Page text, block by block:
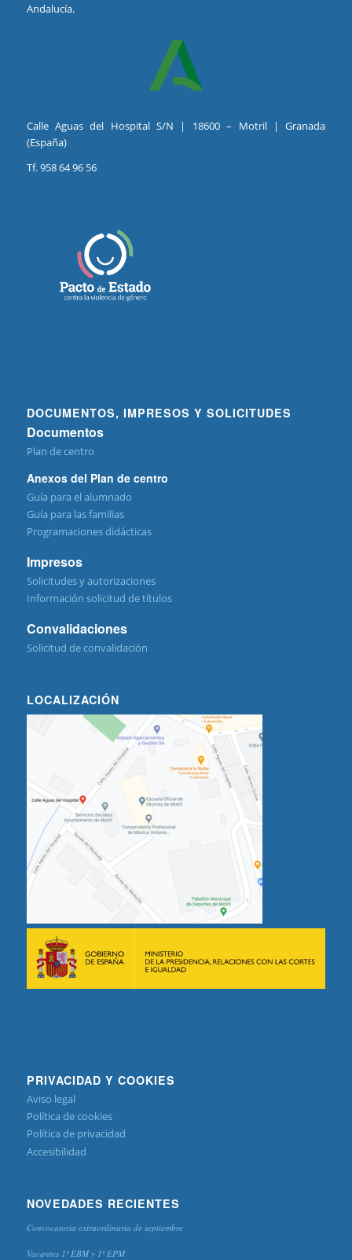
Andalucía.
Calle Aguas del Hospital S/N | 18600 – Motril | Granada
(España)
Tf. 958 64 96 56
DOCUMENTOS, IMPRESOS Y SOLICITUDES
Documentos
Plan de centro
Anexos del Plan de centro
Guía para el alumnado
Guía para las familias
Programaciones didácticas
Impresos
Solicitudes y autorizaciones
Información solicitud de títulos
Convalidaciones
Solicitud de convalidación
LOCALIZACIÓN
PRIVACIDAD Y COOKIES
Aviso legal
Política de cookies
Política de privacidad
Accesibilidad
NOVEDADES RECIENTES
Convocatoria extraordinaria de septiembre
Vacantes 1º EBM y 1º EPM